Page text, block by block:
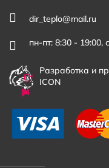
dir_teplo@mail.ru
пн-пт: 8:30 - 19:00,
Разработка и
ICON